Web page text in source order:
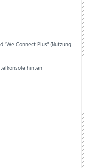
"We Connect Plus" (Nutzung
hinten